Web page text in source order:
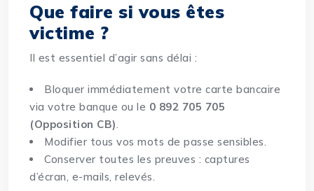
Que faire si vous êtes
victime ?
Il est essentiel d’agir sans délai :
Bloquer immédiatement votre carte bancaire
via votre banque ou le 0 892 705 705
(Opposition CB).
Modifier tous vos mots de passe sensibles.
Conserver toutes les preuves : captures
d’écran, e-mails, relevés.